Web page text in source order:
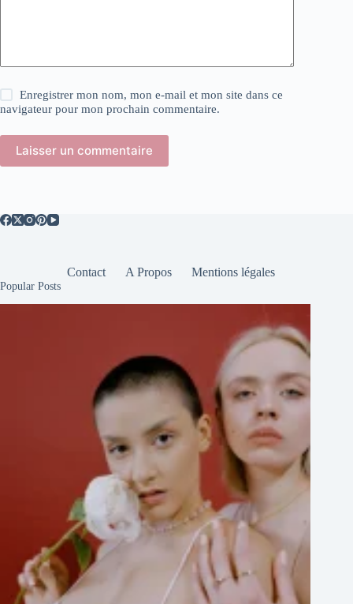
Enregistrer mon nom, mon e-mail et mon site dans ce
navigateur pour mon prochain commentaire.
Laisser un commentaire
Contact A Propos Mentions légales
Popular Posts